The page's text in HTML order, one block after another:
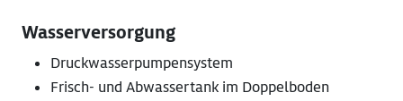
Wasserversorgung
Druckwasserpumpensystem
Frisch- und Abwassertank im Doppelboden